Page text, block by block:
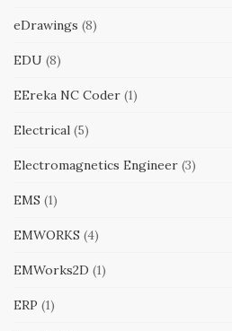
eDrawings (8)
EDU (8)
EEreka NC Coder (1)
Electrical (5)
Electromagnetics Engineer (3)
EMS (1)
EMWORKS (4)
EMWorks2D (1)
ERP (1)